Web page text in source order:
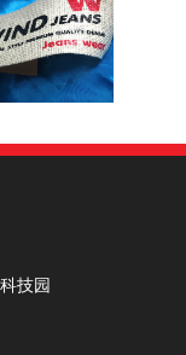
技园